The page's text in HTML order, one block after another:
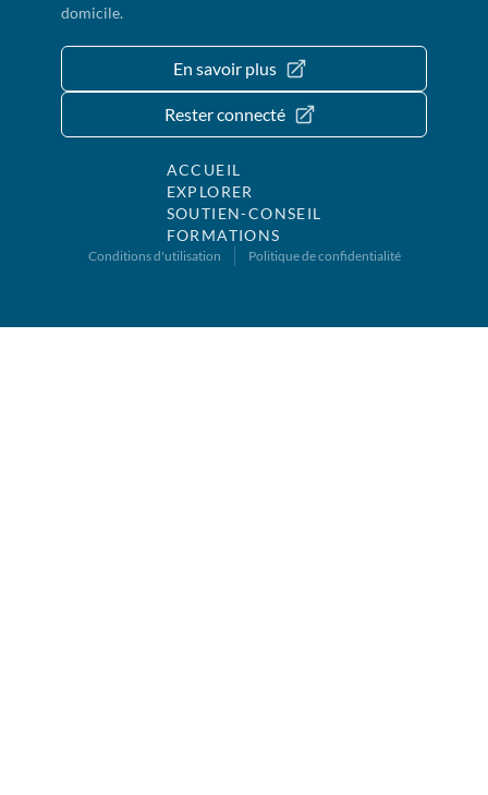
domicile.
En savoir plus
Rester connecté
ACCUEIL
EXPLORER
SOUTIEN-CONSEIL
FORMATIONS
Conditions d'utilisation Politique de confidentialité